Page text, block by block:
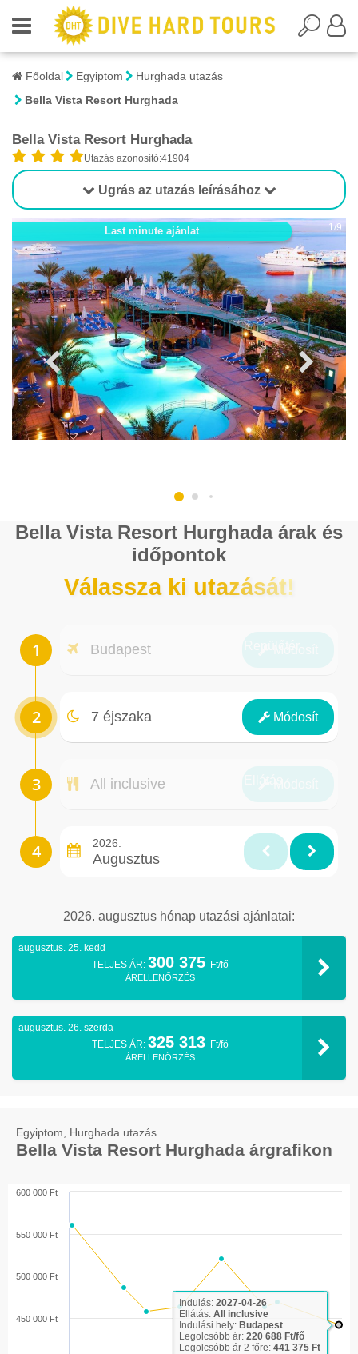
Főoldal Egyiptom
Hurghada utazás
Bella Vista Resort Hurghada
Bella Vista Resort Hurghada
Utazás azonosító:41904
Ugrás az utazás leírásához
1/9
Last minute ajánlat
Bella Vista Resort Hurghada árak és
időpontok
Válassza ki utazását!
Budapest
7 éjszaka Módosít
Éjszakák
All inclusive
2026.
Augusztus
2026. augusztus hónap utazási ajánlatai:
augusztus. 25. kedd
TELJES ÁR: 300 375 Ft/fő
ÁRELLENŐRZÉS
augusztus. 26. szerda
TELJES ÁR: 325 313 Ft/fő
ÁRELLENŐRZÉS
Egyiptom, Hurghada utazás
Bella Vista Resort Hurghada árgrafikon
450 000 Ft
500 000 Ft
550 000 Ft
600 000 Ft
Indulás: 2027-04-26
Ellátás: All inclusive
Indulási hely: Budapest
Legolcsóbb ár: 220 688 Ft/fő
Legolcsóbb ár 2 főre: 441 375 Ft